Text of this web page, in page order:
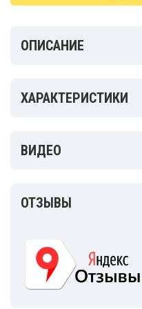
ОПИСАНИЕ
ХАРАКТЕРИСТИКИ
ВИДЕО
ОТЗЫВЫ